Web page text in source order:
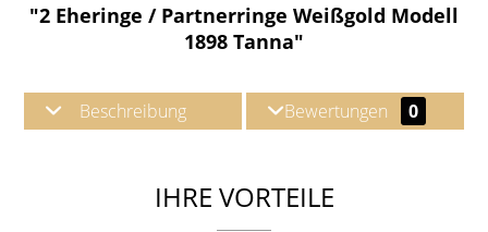
"2 Eheringe / Partnerringe Weißgold Modell
1898 Tanna"
Beschreibung Bewertungen 0
IHRE VORTEILE